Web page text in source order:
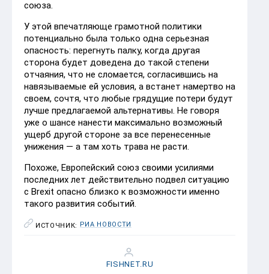
союза.
У этой впечатляюще грамотной политики
потенциально была только одна серьезная
опасность: перегнуть палку, когда другая
сторона будет доведена до такой степени
отчаяния, что не сломается, согласившись на
навязываемые ей условия, а встанет намертво на
своем, сочтя, что любые грядущие потери будут
лучше предлагаемой альтернативы. Не говоря
уже о шансе нанести максимально возможный
ущерб другой стороне за все перенесенные
унижения — а там хоть трава не расти.
Похоже, Европейский союз своими усилиями
последних лет действительно подвел ситуацию
с Brexit опасно близко к возможности именно
такого развития событий.
ИСТОЧНИК: РИА НОВОСТИ
FISHNET.RU